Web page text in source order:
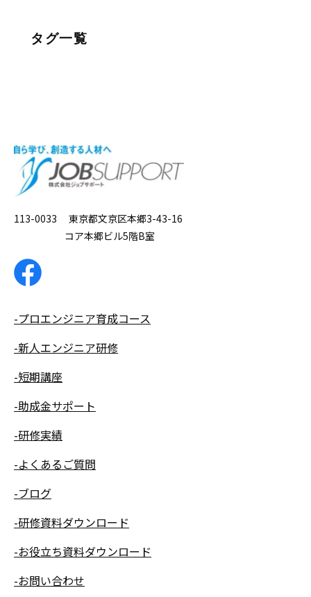
タグ一覧
113-0033 東京都文京区本郷3-43-16
コア本郷ビル5階B室
-プロエンジニア育成コース
-新人エンジニア研修
-短期講座
-助成金サポート
-研修実績
-よくあるご質問
-ブログ
-研修資料ダウンロード
-お役立ち資料ダウンロード
-お問い合わせ